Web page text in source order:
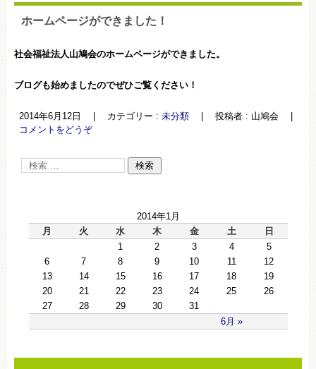
ホームページができました！
社会福祉法人山鳩会のホームページができました。
ブログも始めましたのでぜひご覧ください！
2014年6月12日 カテゴリー : 未分類 投稿者 : 山鳩会
コメントをどうぞ
2014年1月
月
火 水 木 金 土 日
6月 »
1 2 3 4
5
6
7 8 9 10 11
12
13
14 15 16 17 18
19
20
21 22 23 24 25
26
27
28 29 30 31